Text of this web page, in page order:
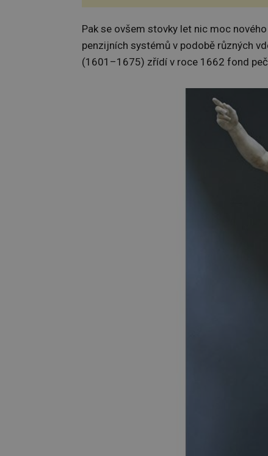
Dnes nepochopiteln...
Pak se ovšem stovky let nic moc
penzijních systémů v podobě různých
(1601–1675) zřídí v roce 1662 fond